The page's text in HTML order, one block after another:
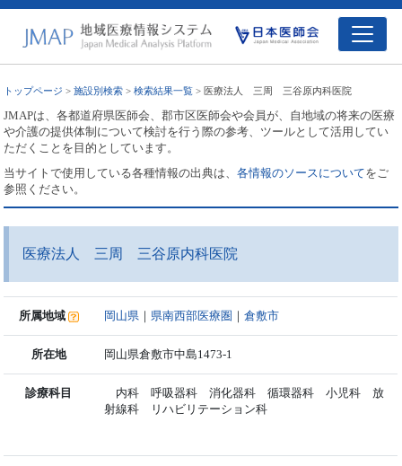
トップページ >施設別検索 >検索結果一覧 > 医療法人 三周 三谷原内科医院
JMAPは、各都道府県医師会、郡市区医師会や会員が、自地域の将来の医療
や介護の提供体制について検討を行う際の参考、ツールとして活用してい
ただくことを目的としています。
当サイトで使用している各種情報の出典は、各情報のソースについてをご
参照ください。
医療法人 三周 三谷原内科医院
所属地域 岡山県 ｜ 県南西部医療圏 ｜倉敷市
所在地 岡山県倉敷市中島1473-1
診療科目
内科 呼吸器科 消化器科 循環器科 小児科 放
射線科 リハビリテーション科